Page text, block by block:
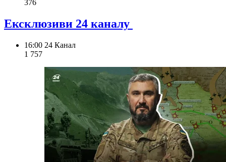
376
Ексклюзиви 24 каналу
16:00 24 Канал
1 757